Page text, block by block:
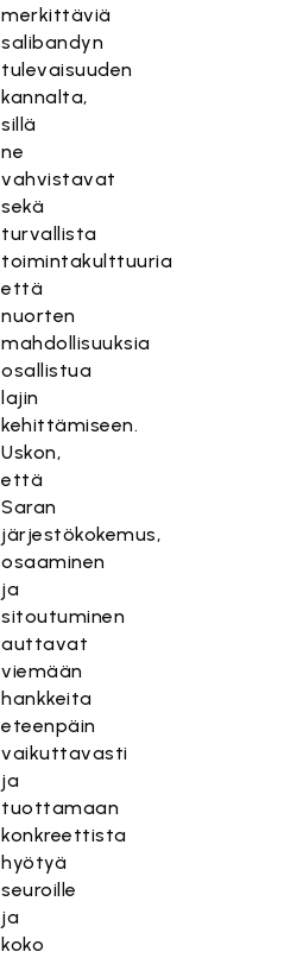
merkittäviä
salibandyn
tulevaisuuden
kannalta,
sillä
ne
vahvistavat
sekä
turvallista
toimintakulttuuria
että
nuorten
mahdollisuuksia
osallistua
lajin
kehittämiseen.
Uskon,
että
Saran
järjestökokemus,
osaaminen
ja
sitoutuminen
auttavat
viemään
hankkeita
eteenpäin
vaikuttavasti
ja
tuottamaan
konkreettista
hyötyä
seuroille
ja
koko